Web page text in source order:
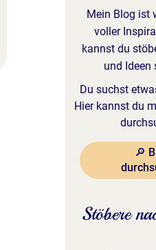
Mein Blog ist
voller
kannst du
und Ideen
Du suchst
Hier kannst du
🔎
Stöbere